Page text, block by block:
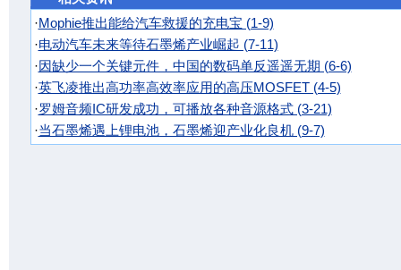
·Mophie推出能给汽车救援的充电宝 (1-9)
·电动汽车未来等待石墨烯产业崛起 (7-11)
·因缺少一个关键元件，中国的数码单反遥遥无期 (6-6)
·英飞凌推出高功率高效率应用的高压MOSFET (4-5)
·罗姆音频IC研发成功，可播放各种音源格式 (3-21)
·当石墨烯遇上锂电池，石墨烯迎产业化良机 (9-7)